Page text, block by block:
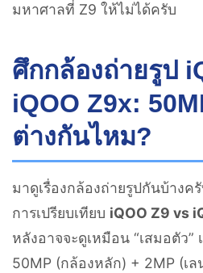
มหาศาลที่ Z9 ให้ไม่ได้ครับ
ศึกกล้องถ่ายรูป
iQOO Z9x:
ต่างกันไหม?
มาดูเรื่องกล้องถ่ายรูปกันบ้างค
การเปรียบเทียบ iQOO Z9 vs
หลังอาจจะดูเหมือน “เสมอตัว”
50MP (กล้องหลัก) + 2MP (เ